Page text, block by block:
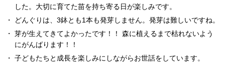
した。大切に育てた苗を持ち寄る日が楽しみです。
どんぐりは、3鉢とも1本も発芽しません。発芽は難しいですね。
芽が生えてきてよかったです！！ 森に植えるまで枯れないよう
にがんばります！！
子どもたちと成長を楽しみにしながらお世話をしています。